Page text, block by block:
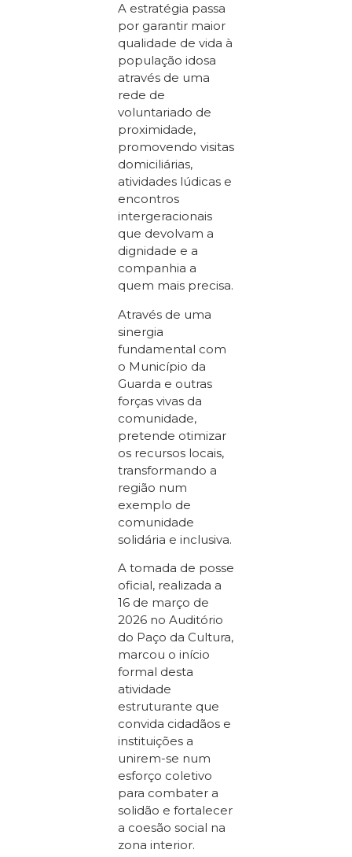
A estratégia passa
por garantir maior
qualidade de vida à
população idosa
através de uma
rede de
voluntariado de
proximidade,
promovendo visitas
domiciliárias,
atividades lúdicas e
encontros
intergeracionais
que devolvam a
dignidade e a
companhia a
quem mais precisa.
Através de uma
sinergia
fundamental com
o Município da
Guarda e outras
forças vivas da
comunidade,
pretende otimizar
os recursos locais,
transformando a
região num
exemplo de
comunidade
solidária e inclusiva.
A tomada de posse
oficial, realizada a
16 de março de
2026 no Auditório
do Paço da Cultura,
marcou o início
formal desta
atividade
estruturante que
convida cidadãos e
instituições a
unirem-se num
esforço coletivo
para combater a
solidão e fortalecer
a coesão social na
zona interior.